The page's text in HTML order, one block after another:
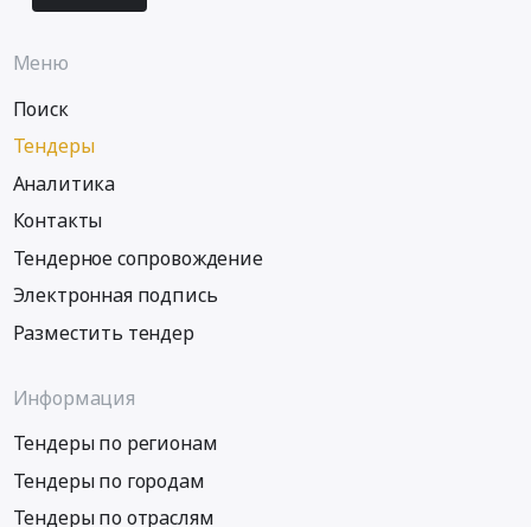
Меню
Поиск
Тендеры
Аналитика
Контакты
Тендерное сопровождение
Электронная подпись
Разместить тендер
Информация
Тендеры по регионам
Тендеры по городам
Тендеры по отраслям